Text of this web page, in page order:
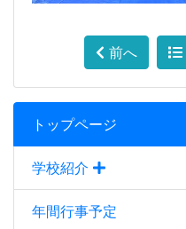
トップページ
学校紹介
年間行事予定
前へ